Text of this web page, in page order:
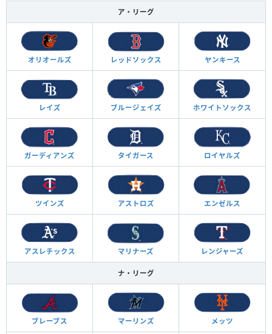
ア・リーグ
オリオールズ レッドソックス ヤンキース
レイズ ブルージェイズ ホワイトソックス
ガーディアンズ タイガース ロイヤルズ
ツインズ アストロズ エンゼルス
アスレチックス マリナーズ レンジャーズ
ナ・リーグ
ブレーブス マーリンズ メッツ